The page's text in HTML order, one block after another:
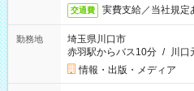
交通費 実費支給／当社規定
勤務地
埼玉県川口市
赤羽駅からバス10分 / 川口
情報・出版・メディア